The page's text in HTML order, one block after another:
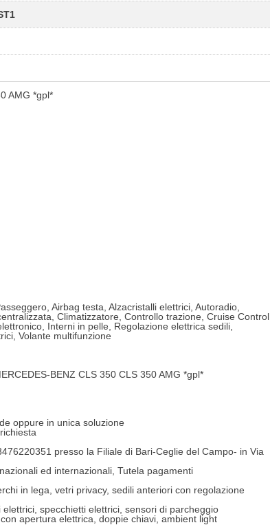
AMG *gpl*
Airbag testa, Alzacristalli elettrici, Autoradio,
Climatizzatore, Controllo trazione, Cruise Control,
Interni in pelle, Regolazione elettrica sedili,
Volante multifunzione
BENZ CLS 350 CLS 350 AMG *gpl*
oppure in unica soluzione
presso la Filiale di Bari-Ceglie del Campo- in Via
ed internazionali, Tutela pagamenti
in lega, vetri privacy, sedili anteriori con regolazione
specchietti elettrici, sensori di parcheggio
apertura elettrica, doppie chiavi, ambient light